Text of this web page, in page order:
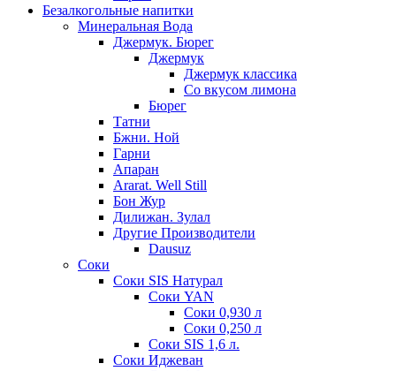
Безалкогольные напитки
Минеральная Вода
Джермук. Бюрег
Джермук
Джермук классика
Со вкусом лимона
Бюрег
Татни
Бжни. Ной
Гарни
Апаран
Ararat. Well Still
Бон Жур
Дилижан. Зулал
Другие Производители
Dausuz
Соки
Соки SIS Натурал
Соки YAN
Соки 0,930 л
Соки 0,250 л
Соки SIS 1,6 л.
Соки Иджеван